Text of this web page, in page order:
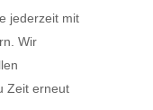
jederzeit mit
Wir
Zeit erneut